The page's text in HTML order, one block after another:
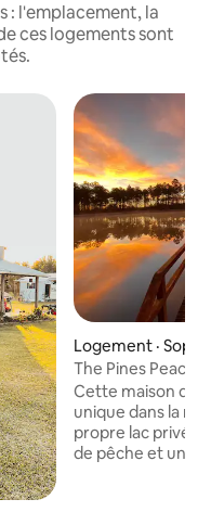
: l'emplacement, la
ces logements sont
Logement ·
The Pines
lac privé
Cette maison de
unique dans la
propre lac privé
de pêche et un